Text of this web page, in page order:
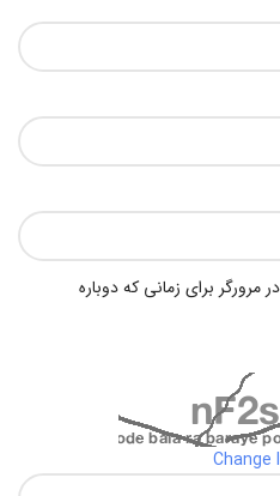
برای زمانی که دوباره
Change